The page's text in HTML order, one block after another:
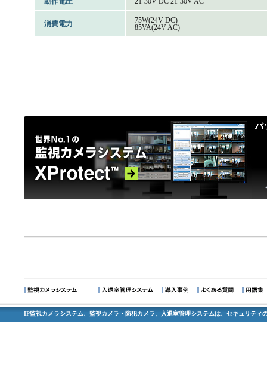
消費電力
75W(24V DC)
85VA(24V AC)
IP監視カメラシステム、監視カメラ・防犯カメラ、入退室管理システムは、セキュリティ